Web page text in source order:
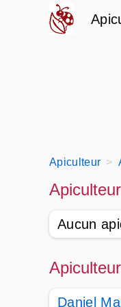
Apiculteur
Aucun
Daniel